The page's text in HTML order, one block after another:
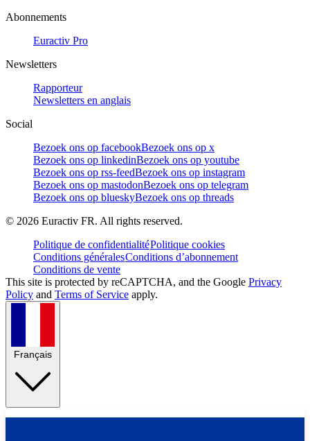
Abonnements
Euractiv Pro
Newsletters
Rapporteur
Newsletters en anglais
Social
Bezoek ons op facebookBezoek ons op x
Bezoek ons op linkedinBezoek ons op youtube
Bezoek ons op rss-feedBezoek ons op instagram
Bezoek ons op mastodonBezoek ons op telegram
Bezoek ons op blueskyBezoek ons op threads
© 2026 Euractiv FR. All rights reserved.
Politique de confidentialitéPolitique cookies
Conditions généralesConditions d’abonnement
Conditions de vente
This site is protected by reCAPTCHA, and the Google Privacy
Policy and Terms of Service apply.
Français